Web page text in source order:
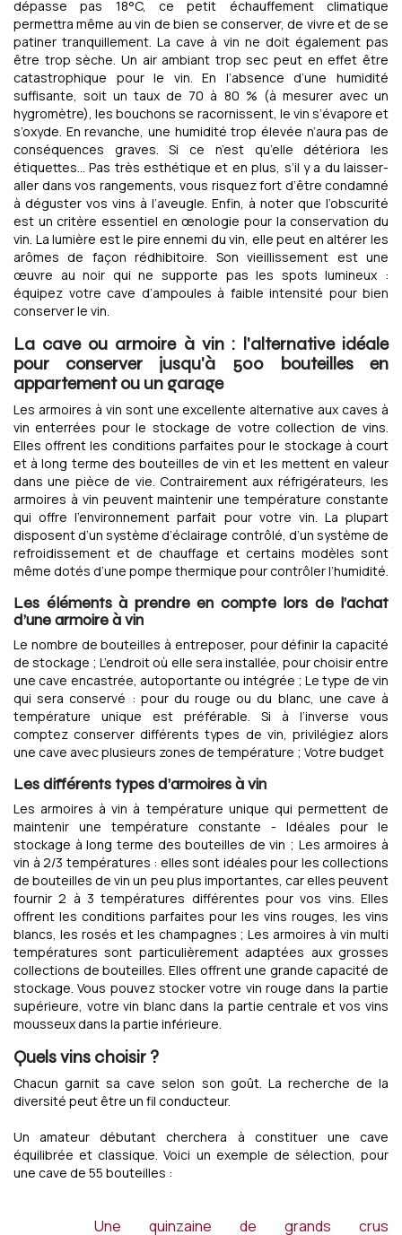
dépasse pas 18°C, ce petit échauffement climatique
permettra même au vin de bien se conserver, de vivre et de se
patiner tranquillement. La cave à vin ne doit également pas
être trop sèche. Un air ambiant trop sec peut en effet être
catastrophique pour le vin. En l’absence d’une humidité
suffisante, soit un taux de 70 à 80 % (à mesurer avec un
hygromètre), les bouchons se racornissent, le vin s’évapore et
s’oxyde. En revanche, une humidité trop élevée n’aura pas de
conséquences graves. Si ce n’est qu’elle détériora les
étiquettes… Pas très esthétique et en plus, s’il y a du laisser-
aller dans vos rangements, vous risquez fort d’être condamné
à déguster vos vins à l’aveugle. Enfin, à noter que l’obscurité
est un critère essentiel en œnologie pour la conservation du
vin. La lumière est le pire ennemi du vin, elle peut en altérer les
arômes de façon rédhibitoire. Son vieillissement est une
œuvre au noir qui ne supporte pas les spots lumineux :
équipez votre cave d’ampoules à faible intensité pour bien
conserver le vin.
La cave ou armoire à vin : l'alternative idéale
pour conserver jusqu'à 500 bouteilles en
appartement ou un garage
Les armoires à vin sont une excellente alternative aux caves à
vin enterrées pour le stockage de votre collection de vins.
Elles offrent les conditions parfaites pour le stockage à court
et à long terme des bouteilles de vin et les mettent en valeur
dans une pièce de vie. Contrairement aux réfrigérateurs, les
armoires à vin peuvent maintenir une température constante
qui offre l'environnement parfait pour votre vin. La plupart
disposent d’un système d’éclairage contrôlé, d’un système de
refroidissement et de chauffage et certains modèles sont
même dotés d’une pompe thermique pour contrôler l’humidité.
Les éléments à prendre en compte lors de l’achat
d’une armoire à vin
Le nombre de bouteilles à entreposer, pour définir la capacité
de stockage ; L’endroit où elle sera installée, pour choisir entre
une cave encastrée, autoportante ou intégrée ; Le type de vin
qui sera conservé : pour du rouge ou du blanc, une cave à
température unique est préférable. Si à l’inverse vous
comptez conserver différents types de vin, privilégiez alors
une cave avec plusieurs zones de température ; Votre budget
Les différents types d’armoires à vin
Les armoires à vin à température unique qui permettent de
maintenir une température constante - Idéales pour le
stockage à long terme des bouteilles de vin ; Les armoires à
vin à 2/3 températures : elles sont idéales pour les collections
de bouteilles de vin un peu plus importantes, car elles peuvent
fournir 2 à 3 températures différentes pour vos vins. Elles
offrent les conditions parfaites pour les vins rouges, les vins
blancs, les rosés et les champagnes ; Les armoires à vin multi
températures sont particulièrement adaptées aux grosses
collections de bouteilles. Elles offrent une grande capacité de
stockage. Vous pouvez stocker votre vin rouge dans la partie
supérieure, votre vin blanc dans la partie centrale et vos vins
mousseux dans la partie inférieure.
Quels vins choisir ?
Chacun garnit sa cave selon son goût. La recherche de la
diversité peut être un fil conducteur.
Un amateur débutant cherchera à constituer une cave
équilibrée et classique. Voici un exemple de sélection, pour
une cave de 55 bouteilles :
Une quinzaine de grands crus